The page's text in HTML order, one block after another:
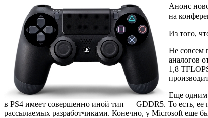
Анонс
на
Из того,
Не совсем
аналогов
1,8
Еще одним
в PS4 имеет совершенно иной тип — GDDR5. То есть, ее
рассылаемых разработчиками. Конечно, у Microsoft еще